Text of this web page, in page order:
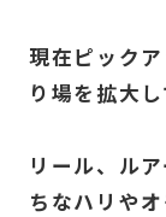
現在ピック
り場を拡大し
リール、ル
ちなハリや